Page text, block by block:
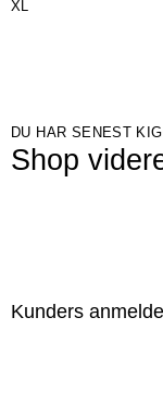
XL
DU HAR SENEST
Shop
Kunders